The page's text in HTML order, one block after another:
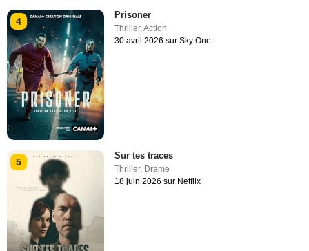
4
Prisoner
Thriller,Action
30 avril 2026 sur Sky One
5
Sur tes traces
Thriller, Drame
18 juin 2026 sur Netflix